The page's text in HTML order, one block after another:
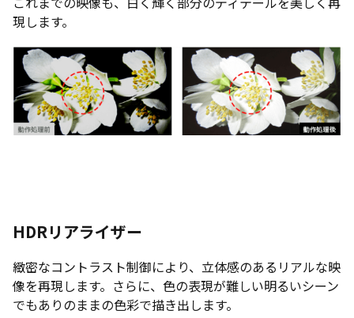
現します。
HDRリアライザー
緻密なコントラスト制御により、立体感のあるリアルな映
像を再現します。さらに、色の表現が難しい明るいシーン
でもありのままの色彩で描き出します。